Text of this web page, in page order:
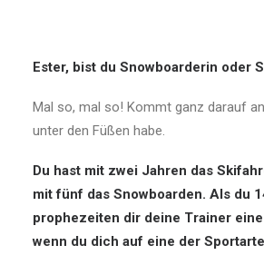
Ester, bist du Snowboarderin oder
Mal so, mal so! Kommt ganz darauf
unter den Füßen habe.
Du hast mit zwei Jahren das
mit fünf das Snowboarden. Als du
prophezeiten dir deine Trainer
wenn du dich auf eine der